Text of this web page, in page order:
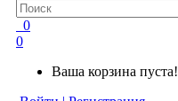
0
0
Ваша корзина пуста!